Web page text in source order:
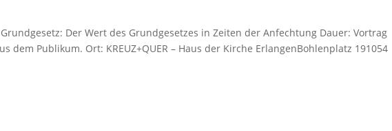
Der Wert des Grundgesetzes in Zeiten der Anfechtung Dauer: Vortrag
dem Publikum. Ort: KREUZ+QUER – Haus der Kirche ErlangenBohlenplatz 191054